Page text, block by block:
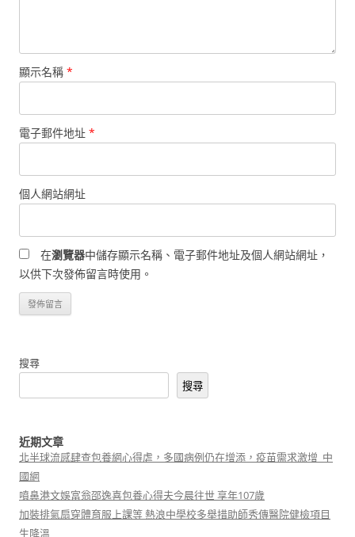
顯示名稱 *
電子郵件地址 *
個人網站網址
在瀏覽器中儲存顯示名稱、電子郵件地址及個人網站網址，
以供下次發佈留言時使用。
搜尋
搜尋
近期文章
北半球流感肆查包養網心得虐，多國病例仍在增添，疫苗需求激增_中
國網
噴鼻港文娛富翁邵逸喜包養心得夫今晨往世 享年107歲
加裝排氣扇穿體育服上課等 熱浪中學校多舉措助師秀傳醫院健檢項目
生降溫